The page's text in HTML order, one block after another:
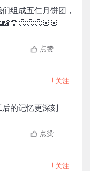
组成五仁月饼团，
点赞
+关注
的记忆更深刻
点赞
+关注